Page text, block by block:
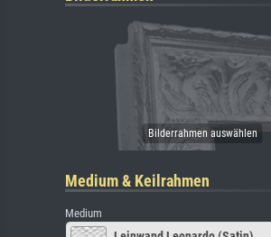
Medium & Keilrahmen
Medium